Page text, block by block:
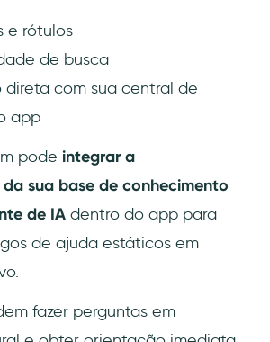
e rótulos
de busca
direta com sua central de
app
pode integrar a
sua base de conhecimento
de IA dentro do app para
de ajuda estáticos em
fazer perguntas em